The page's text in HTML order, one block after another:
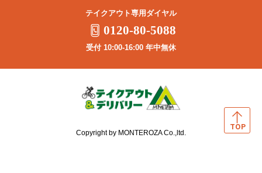
テイクアウト専用ダイヤル
0120-80-5088
受付 10:00-16:00 年中無休
Copyright by MONTEROZA Co.,ltd.